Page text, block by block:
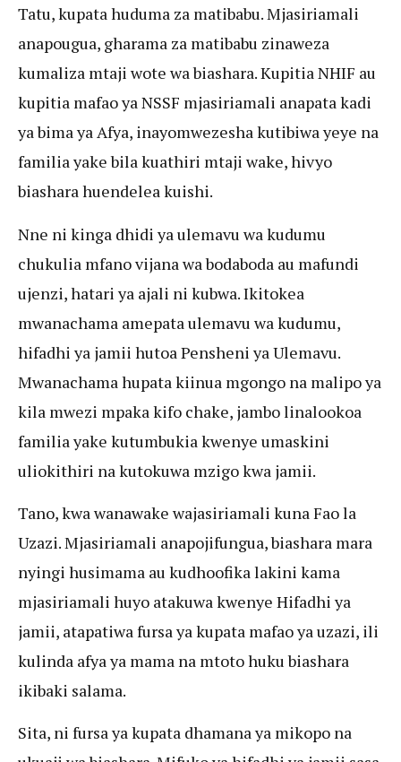
Tatu, kupata huduma za matibabu. Mjasiriamali
anapougua, gharama za matibabu zinaweza
kumaliza mtaji wote wa biashara. Kupitia NHIF au
kupitia mafao ya NSSF mjasiriamali anapata kadi
ya bima ya Afya, inayomwezesha kutibiwa yeye na
familia yake bila kuathiri mtaji wake, hivyo
biashara huendelea kuishi.
Nne ni kinga dhidi ya ulemavu wa kudumu
chukulia mfano vijana wa bodaboda au mafundi
ujenzi, hatari ya ajali ni kubwa. Ikitokea
mwanachama amepata ulemavu wa kudumu,
hifadhi ya jamii hutoa Pensheni ya Ulemavu.
Mwanachama hupata kiinua mgongo na malipo ya
kila mwezi mpaka kifo chake, jambo linalookoa
familia yake kutumbukia kwenye umaskini
uliokithiri na kutokuwa mzigo kwa jamii.
Tano, kwa wanawake wajasiriamali kuna Fao la
Uzazi. Mjasiriamali anapojifungua, biashara mara
nyingi husimama au kudhoofika lakini kama
mjasiriamali huyo atakuwa kwenye Hifadhi ya
jamii, atapatiwa fursa ya kupata mafao ya uzazi, ili
kulinda afya ya mama na mtoto huku biashara
ikibaki salama.
Sita, ni fursa ya kupata dhamana ya mikopo na